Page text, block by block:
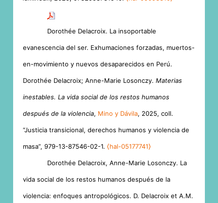
Dorothée Delacroix. La insoportable
evanescencia del ser. Exhumaciones forzadas, muertos-
en-movimiento y nuevos desaparecidos en Perú.
Dorothée Delacroix; Anne-Marie Losonczy. Materias
inestables. La vida social de los restos humanos
después de la violencia, Mino y Dávila, 2025, coll.
“Justicia transicional, derechos humanos y violencia de
masa”, 979-13-87546-02-1. ⟨hal-05177741⟩
Dorothée Delacroix, Anne-Marie Losonczy. La
vida social de los restos humanos después de la
violencia: enfoques antropológicos. D. Delacroix et A.M.